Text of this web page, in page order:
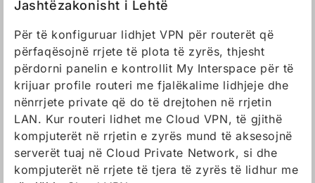
Jashtëzakonisht i Lehtë
Për të konfiguruar lidhjet VPN për routerët që
përfaqësojnë rrjete të plota të zyrës, thjesht
përdorni panelin e kontrollit My Interspace për të
krijuar profile routeri me fjalëkalime lidhjeje dhe
nënrrjete private që do të drejtohen në rrjetin
LAN. Kur routeri lidhet me Cloud VPN, të gjithë
kompjuterët në rrjetin e zyrës mund të aksesojnë
serverët tuaj në Cloud Private Network, si dhe
kompjuterët në rrjete të tjera të zyrës të lidhur me